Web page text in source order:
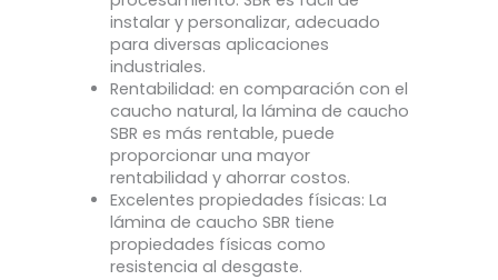
instalar y personalizar, adecuado
para diversas aplicaciones
industriales.
Rentabilidad: en comparación con el
caucho natural, la lámina de caucho
SBR es más rentable, puede
proporcionar una mayor
rentabilidad y ahorrar costos.
Excelentes propiedades físicas: La
lámina de caucho SBR tiene
propiedades físicas como
resistencia al desgaste.